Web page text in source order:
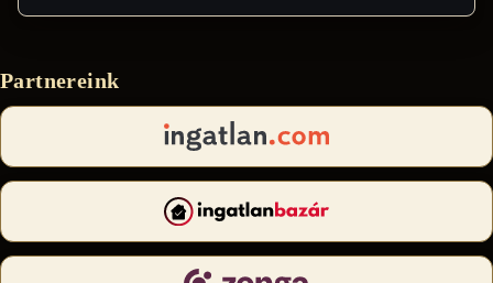
Partnereink